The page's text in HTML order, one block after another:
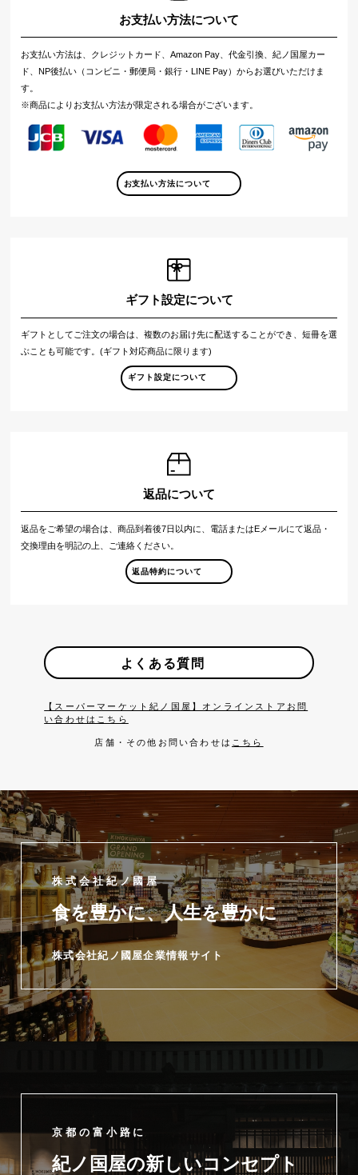
お支払い方法について
お支払い方法は、クレジットカード、Amazon Pay、代金引換、紀ノ国屋カー
ド、NP後払い（コンビニ・郵便局・銀行・LINE Pay）からお選びいただけま
す。
※商品によりお支払い方法が限定される場合がございます。
お支払い方法について
ギフト設定について
ギフトとしてご注文の場合は、複数のお届け先に配送することができ、短冊を選
ぶことも可能です。(ギフト対応商品に限ります)
ギフト設定について
返品について
返品をご希望の場合は、商品到着後7日以内に、電話またはEメールにて返品・
交換理由を明記の上、ご連絡ください。
返品特約について
よくある質問
【スーパーマーケット紀ノ国屋】オンラインストアお問
い合わせはこちら
店舗・その他お問い合わせは こちら
株式会社紀ノ國屋
食を豊かに、人生を豊かに
株式会社紀ノ國屋企業情報サイト
京都の富小路に
紀ノ国屋の新しいコンセプト